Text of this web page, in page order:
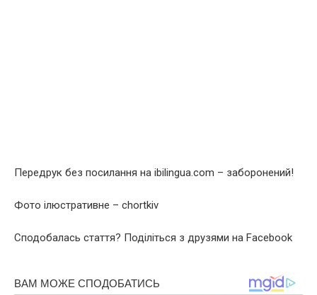
Передрук без посилання на ibilingua.com – заборонений!
Фото ілюстративне – chortkiv
Сподобалась стаття? Поділіться з друзями на Facebook